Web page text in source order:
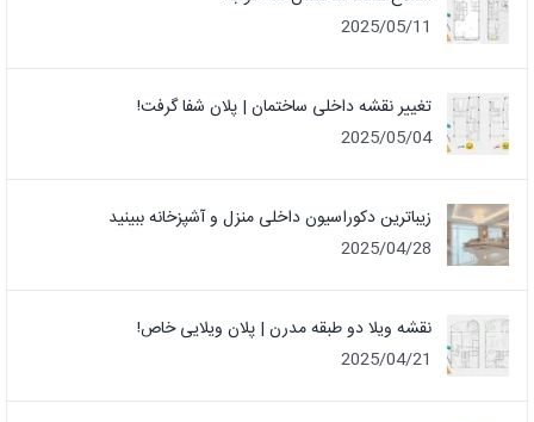
2025/05/11
تغییر نقشه داخلی ساختمان | پلان شفا گرفت!
2025/05/04
زیباترین دکوراسیون داخلی منزل و آشپزخانه ببینید
2025/04/28
نقشه ویلا دو طبقه مدرن | پلان ویلایی خاص!
2025/04/21